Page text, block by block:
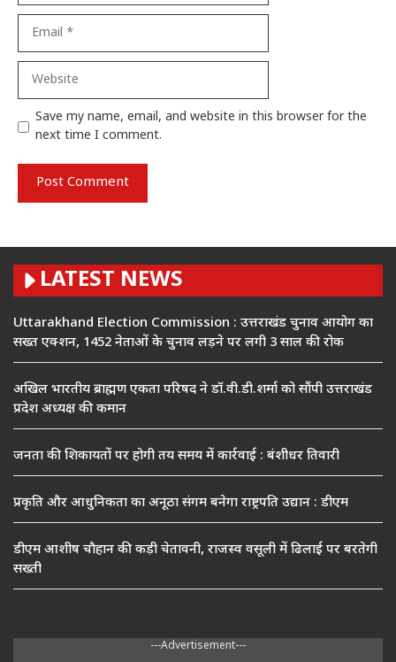
Website
Save my name, email, and website in this browser for the
next time I comment.
LATEST NEWS
Uttarakhand Election Commission : उत्तराखंड चुनाव आयोग का
सख्त एक्शन, 1452 नेताओं के चुनाव लड़ने पर लगी 3 साल की रोक
अखिल भारतीय ब्राह्मण एकता परिषद ने डॉ.वी.डी.शर्मा को सौंपी उत्तराखंड
प्रदेश अध्यक्ष की कमान
जनता की शिकायतों पर होगी तय समय में कार्रवाई : बंशीधर तिवारी
प्रकृति और आधुनिकता का अनूठा संगम बनेगा राष्ट्रपति उद्यान : डीएम
डीएम आशीष चौहान की कड़ी चेतावनी, राजस्व वसूली में ढिलाई पर बरतेगी
सख्ती
---Advertisement---